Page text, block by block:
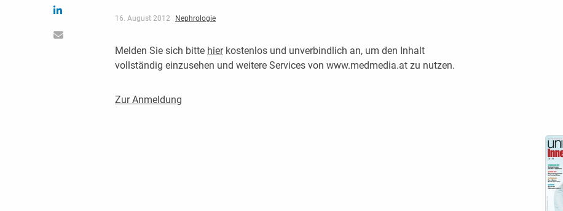
16. August 2012 Nephrologie
Melden Sie sich bitte hierkostenlos und unverbindlich an, um den Inhalt
vollständig einzusehen und weitere Services von www.medmedia.at zu nutzen.
Zur Anmeldung